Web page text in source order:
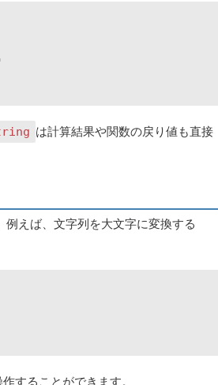
は計算結果や関数の戻り値も直接
えば、文字列を大文字に変換する
することができます。